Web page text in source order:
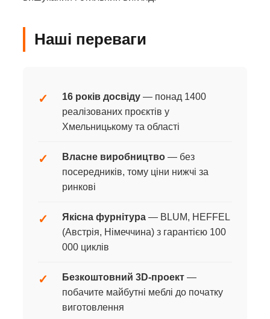
Наші переваги
✓ 16 років досвіду — понад 1400
реалізованих проєктів у
Хмельницькому та області
✓ Власне виробництво — без
посередників, тому ціни нижчі за
ринкові
✓ Якісна фурнітура — BLUM, HEFFEL
(Австрія, Німеччина) з гарантією 100
000 циклів
✓ Безкоштовний 3D-проект —
побачите майбутні меблі до початку
виготовлення